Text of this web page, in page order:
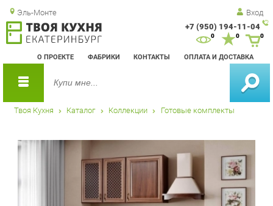
Эль-Монте Вход
+7 (950) 194-11-04
О ПРОЕКТЕ ФАБРИКИ КОНТАКТЫ ОПЛАТА И ДОСТАВКА
0 0
Твоя Кухня Каталог Коллекции Готовые комплекты